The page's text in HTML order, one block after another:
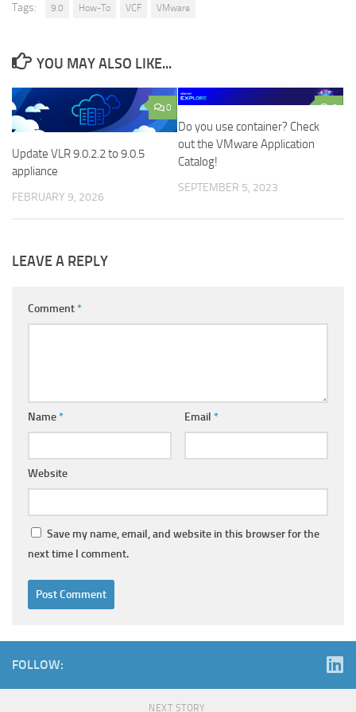
Tags: 9.0 How-To VCF VMware
YOU MAY ALSO LIKE...
0
Update VLR 9.0.2.2 to 9.0.5
appliance
FEBRUARY 9, 2026
0
Do you use container? Check
out the VMware Application
Catalog!
SEPTEMBER 5, 2023
LEAVE A REPLY
Comment*
Name* Email *
Website
Save my name, email, and website in this browser for the
next time I comment.
FOLLOW:
NEXT STORY